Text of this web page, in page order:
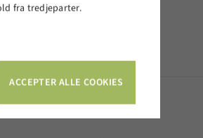
fra tredjeparter.
ACCEPTER ALLE COOKIES